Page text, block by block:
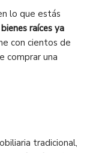
lo que estás
raíces ya
con cientos de
comprar una
tradicional,